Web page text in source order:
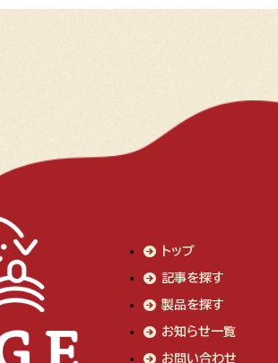
トップ
記事を探す
製品を探す
お知らせ一覧
お問い合わせ